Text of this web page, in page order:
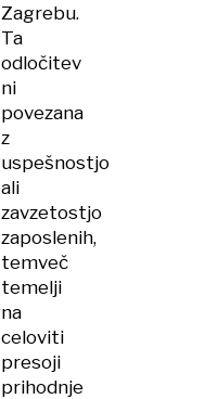
Zagrebu.
Ta
odločitev
ni
povezana
z
uspešnostjo
ali
zavzetostjo
zaposlenih,
temveč
temelji
na
celoviti
presoji
prihodnje